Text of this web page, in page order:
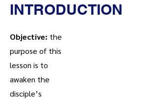
INTRODUCTION
Objective: the
purpose of this
lesson is to
awaken the
disciple’s